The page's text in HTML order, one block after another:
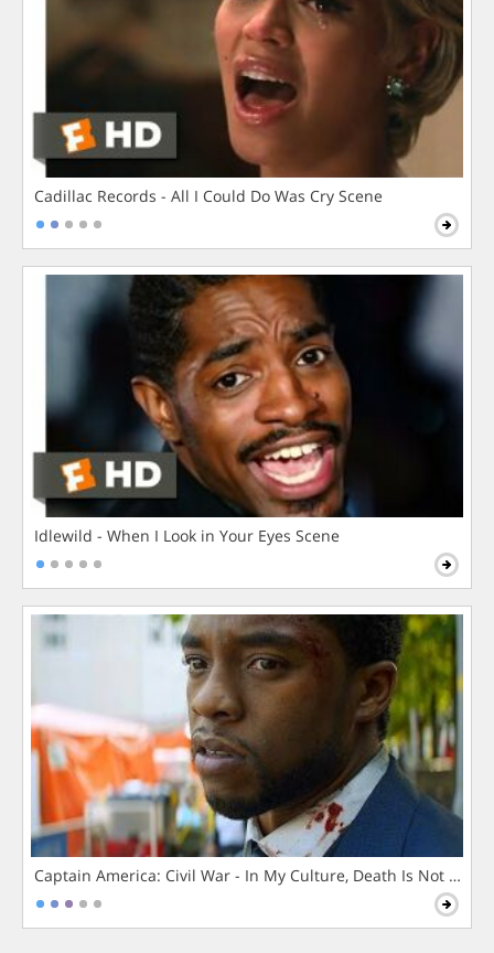
Cadillac Records - All I Could Do Was Cry Scene
Idlewild - When I Look in Your Eyes Scene
Captain America: Civil War - In My Culture, Death Is Not The